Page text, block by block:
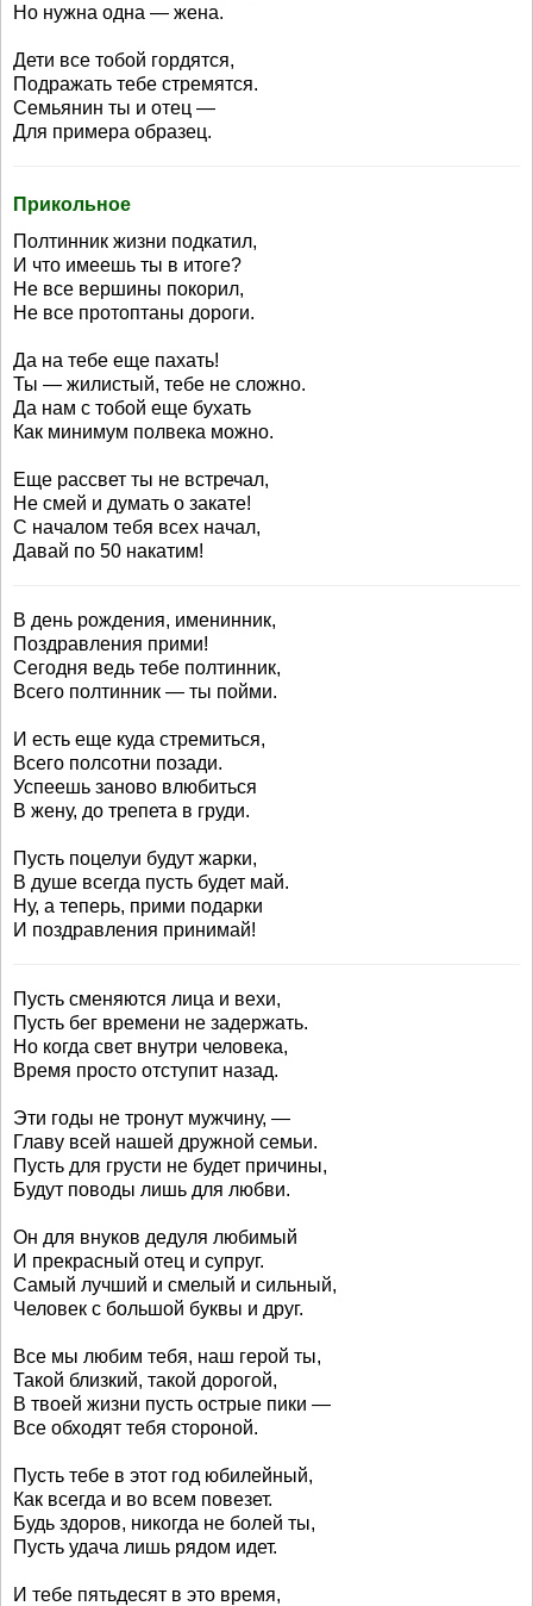
Но нужна одна — жена.
Дети все тобой гордятся,
Подражать тебе стремятся.
Семьянин ты и отец —
Для примера образец.
Прикольное
Полтинник жизни подкатил,
И что имеешь ты в итоге?
Не все вершины покорил,
Не все протоптаны дороги.
Да на тебе еще пахать!
Ты — жилистый, тебе не сложно.
Да нам с тобой еще бухать
Как минимум полвека можно.
Еще рассвет ты не встречал,
Не смей и думать о закате!
С началом тебя всех начал,
Давай по 50 накатим!
В день рождения, именинник,
Поздравления прими!
Сегодня ведь тебе полтинник,
Всего полтинник — ты пойми.
И есть еще куда стремиться,
Всего полсотни позади.
Успеешь заново влюбиться
В жену, до трепета в груди.
Пусть поцелуи будут жарки,
В душе всегда пусть будет май.
Ну, а теперь, прими подарки
И поздравления принимай!
Пусть сменяются лица и вехи,
Пусть бег времени не задержать.
Но когда свет внутри человека,
Время просто отступит назад.
Эти годы не тронут мужчину, —
Главу всей нашей дружной семьи.
Пусть для грусти не будет причины,
Будут поводы лишь для любви.
Он для внуков дедуля любимый
И прекрасный отец и супруг.
Самый лучший и смелый и сильный,
Человек с большой буквы и друг.
Все мы любим тебя, наш герой ты,
Такой близкий, такой дорогой,
В твоей жизни пусть острые пики —
Все обходят тебя стороной.
Пусть тебе в этот год юбилейный,
Как всегда и во всем повезет.
Будь здоров, никогда не болей ты,
Пусть удача лишь рядом идет.
И тебе пятьдесят в это время,